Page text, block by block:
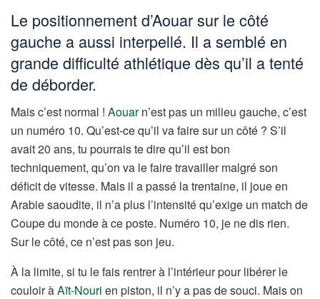
Le positionnement d’Aouar sur le côté
gauche a aussi interpellé. Il a semblé en
grande difficulté athlétique dès qu’il a tenté
de déborder.
Mais c’est normal ! Aouarn’est pas un milieu gauche, c’est
un numéro 10. Qu’est-ce qu’il va faire sur un côté ? S’il
avait 20 ans, tu pourrais te dire qu’il est bon
techniquement, qu’on va le faire travailler malgré son
déficit de vitesse. Mais il a passé la trentaine, il joue en
Arabie saoudite, il n’a plus l’intensité qu’exige un match de
Coupe du monde à ce poste. Numéro 10, je ne dis rien.
Sur le côté, ce n’est pas son jeu.
À la limite, si tu le fais rentrer à l’intérieur pour libérer le
couloir àAït-Nouri en piston, il n’y a pas de souci. Mais on